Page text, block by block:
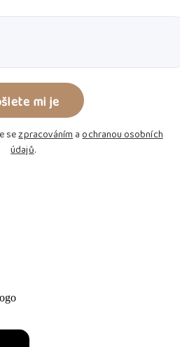
sezpracovánímaochranou osobních
údajů.